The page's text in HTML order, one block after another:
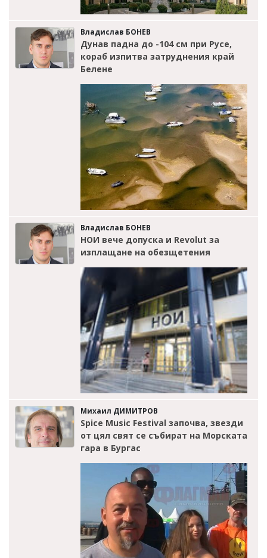
Владислав БОНЕВ
Дунав падна до -104 см при Русе,
кораб изпитва затруднения край
Белене
Владислав БОНЕВ
НОИ вече допуска и Revolut за
изплащане на обезщетения
Михаил ДИМИТРОВ
Spice Music Festival започва, звезди
от цял свят се събират на Морската
гара в Бургас